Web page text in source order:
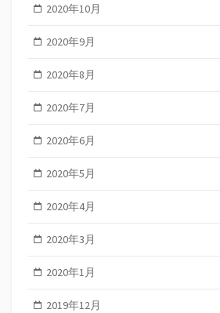
2020年10月
2020年9月
2020年8月
2020年7月
2020年6月
2020年5月
2020年4月
2020年3月
2020年1月
2019年12月